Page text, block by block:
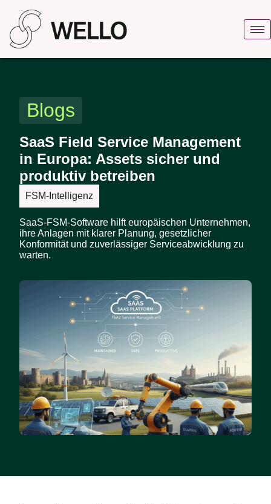
Blogs
SaaS Field Service Management
in Europa: Assets sicher und
produktiv betreiben
FSM-Intelligenz
SaaS-FSM-Software hilft europäischen Unternehmen,
ihre Anlagen mit klarer Planung, gesetzlicher
Konformität und zuverlässiger Serviceabwicklung zu
warten.